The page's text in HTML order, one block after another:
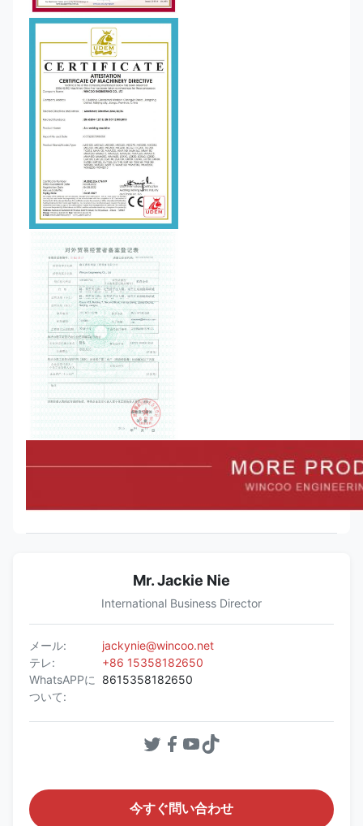
Mr. Jackie Nie
International Business Director
メール:
jackynie@wincoo.net
テレ:
+86 15358182650
WhatsAPPに
ついて:
8615358182650
今すぐ問い合わせ